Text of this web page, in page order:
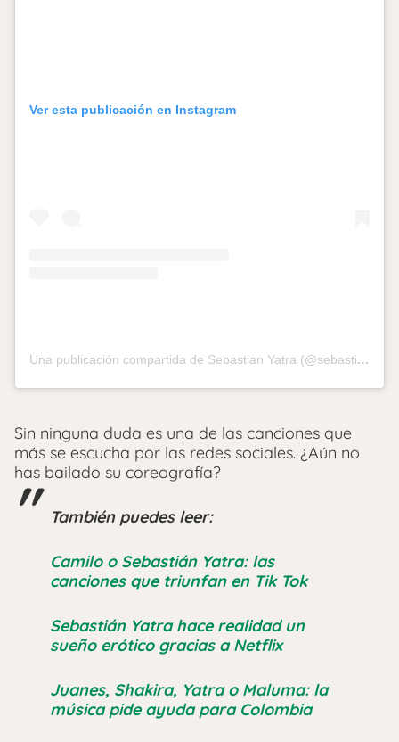
Ver esta publicación en Instagram
Una publicación compartida de Sebastian Yatra (@sebastianyatra)
Sin ninguna duda es una de las canciones que
más se escucha por las redes sociales. ¿Aún no
has bailado su coreografía?
También puedes leer:
Camilo o Sebastián Yatra: las
canciones que triunfan en Tik Tok
Sebastián Yatra hace realidad un
sueño erótico gracias a Netflix
Juanes, Shakira, Yatra o Maluma: la
música pide ayuda para Colombia